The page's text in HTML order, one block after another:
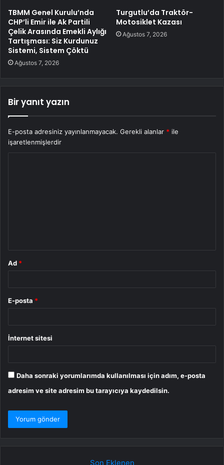
TBMM Genel Kurulu’nda
CHP’li Emir ile Ak Partili
Çelik Arasında Emekli Aylığı
Tartışması: Siz Kurdunuz
Sistemi, Sistem Çöktü
Ağustos 7, 2026
Turgutlu’da Traktör-
Motosiklet Kazası
Ağustos 7, 2026
Bir yanıt yazın
E-posta adresiniz yayınlanmayacak. Gerekli alanlar * ile
işaretlenmişlerdir
Ad *
E-posta *
İnternet sitesi
Daha sonraki yorumlarımda kullanılması için adım, e-posta
adresim ve site adresim bu tarayıcıya kaydedilsin.
Son Eklenen